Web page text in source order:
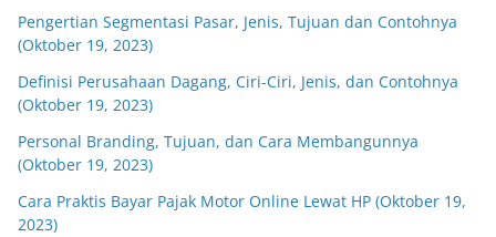
Pengertian Segmentasi Pasar, Jenis, Tujuan dan Contohnya
(Oktober 19, 2023)
Definisi Perusahaan Dagang, Ciri-Ciri, Jenis, dan Contohnya
(Oktober 19, 2023)
Personal Branding, Tujuan, dan Cara Membangunnya
(Oktober 19, 2023)
Cara Praktis Bayar Pajak Motor Online Lewat HP (Oktober 19,
2023)